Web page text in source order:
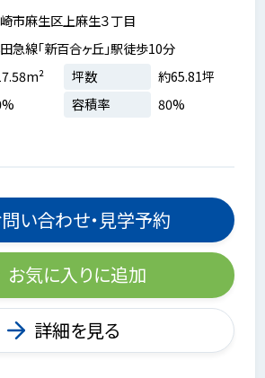
市麻生区上麻生３丁目
急線「新百合ヶ丘」駅徒歩10分
坪数
約65.81坪
容積率 80%
い合わせ・見学予約
お気に入りに追加
詳細を見る